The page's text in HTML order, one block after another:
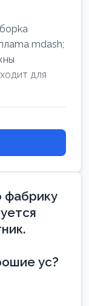
mdash;
для
фабрику
ус?